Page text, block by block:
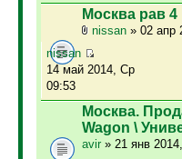
Москва рав 4
nissan» 02 апр
nissan
14 май 2014, Ср
09:53
Москва.
Wagon \
avir» 21 янв